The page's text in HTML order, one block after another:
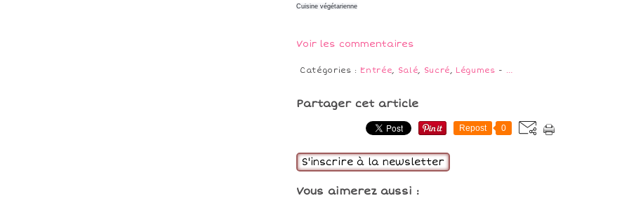
Cuisine végétarienne
Voir les commentaires
Catégories : Entrée, Salé, Sucré, Légumes - …
Partager cet article
Repost 0
S'inscrire à la newsletter
Vous aimerez aussi :